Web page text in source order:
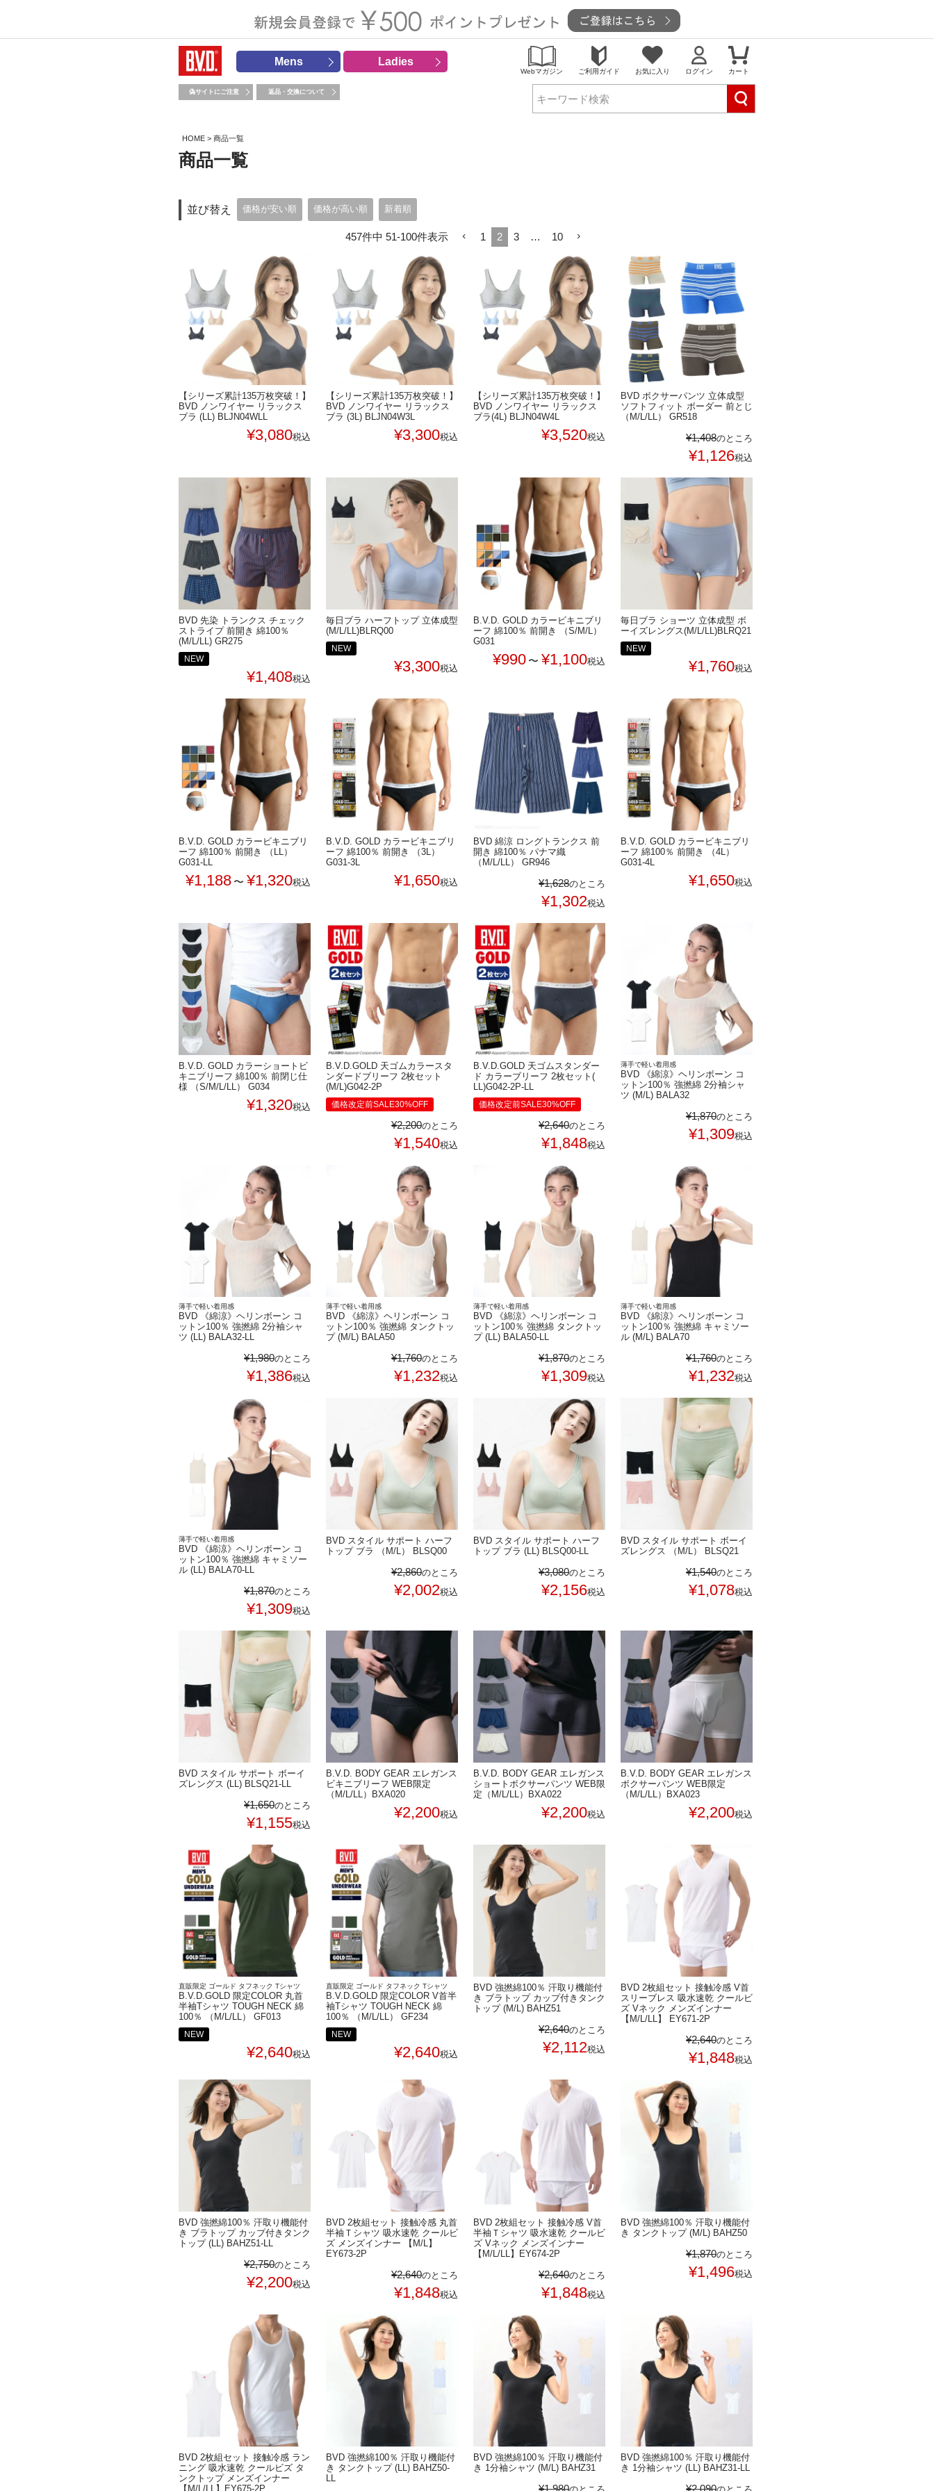
Mens Ladies
Webマガジン ご利用ガイド お気に入り ログイン カート
偽サイトにご注意 返品・交換について
HOME 商品一覧
商品一覧
並び替え 価格が安い順 価格が高い順 新着順
457件中 51-100件表示 1 2 3 … 10
【シリーズ累計135万枚突破！】
BVD ノンワイヤー リラックス
ブラ (LL) BLJN04WLL
¥3,080税込
【シリーズ累計135万枚突破！】
BVD ノンワイヤー リラックス
ブラ (3L) BLJN04W3L
¥3,300税込
【シリーズ累計135万枚突破！】
BVD ノンワイヤー リラックス
ブラ(4L) BLJN04W4L
¥3,520税込
BVD ボクサーパンツ 立体成型
ソフトフィット ボーダー 前とじ
（M/L/LL） GR518
¥1,408のところ
¥1,126税込
BVD 先染 トランクス チェック
ストライプ 前開き 綿100％
(M/L/LL) GR275
NEW
¥1,408税込
毎日ブラ ハーフトップ 立体成型
(M/L/LL)BLRQ00
NEW
¥3,300税込
B.V.D. GOLD カラービキニブリ
ーフ 綿100％ 前開き （S/M/L）
G031
¥990 〜 ¥1,100税込
毎日ブラ ショーツ 立体成型 ボ
ーイズレングス(M/L/LL)BLRQ21
NEW
¥1,760税込
B.V.D. GOLD カラービキニブリ
ーフ 綿100％ 前開き （LL）
G031-LL
¥1,188 〜 ¥1,320税込
B.V.D. GOLD カラービキニブリ
ーフ 綿100％ 前開き （3L）
G031-3L
¥1,650税込
BVD 綿涼 ロングトランクス 前
開き 綿100％ パナマ織
（M/L/LL） GR946
¥1,628のところ
¥1,302税込
B.V.D. GOLD カラービキニブリ
ーフ 綿100％ 前開き （4L）
G031-4L
¥1,650税込
B.V.D. GOLD カラーショートビ
キニブリーフ 綿100％ 前閉じ仕
様 （S/M/L/LL） G034
¥1,320税込
B.V.D.GOLD 天ゴムカラースタ
ンダードブリーフ 2枚セット
(M/L)G042-2P
価格改定前SALE30%OFF
¥2,200のところ
¥1,540税込
B.V.D.GOLD 天ゴムスタンダー
ド カラーブリーフ 2枚セット(
LL)G042-2P-LL
価格改定前SALE30%OFF
¥2,640のところ
¥1,848税込
薄手で軽い着用感
BVD 《綿涼》ヘリンボーン コ
ットン100％ 強撚綿 2分袖シャ
ツ (M/L) BALA32
¥1,870のところ
¥1,309税込
薄手で軽い着用感
BVD 《綿涼》ヘリンボーン コ
ットン100％ 強撚綿 2分袖シャ
ツ (LL) BALA32-LL
¥1,980のところ
¥1,386税込
薄手で軽い着用感
BVD 《綿涼》ヘリンボーン コ
ットン100％ 強撚綿 タンクトッ
プ (M/L) BALA50
¥1,760のところ
¥1,232税込
薄手で軽い着用感
BVD 《綿涼》ヘリンボーン コ
ットン100％ 強撚綿 タンクトッ
プ (LL) BALA50-LL
¥1,870のところ
¥1,309税込
薄手で軽い着用感
BVD 《綿涼》ヘリンボーン コ
ットン100％ 強撚綿 キャミソー
ル (M/L) BALA70
¥1,760のところ
¥1,232税込
薄手で軽い着用感
BVD 《綿涼》ヘリンボーン コ
ットン100％ 強撚綿 キャミソー
ル (LL) BALA70-LL
¥1,870のところ
¥1,309税込
BVD スタイル サポート ハーフ
トップ ブラ （M/L） BLSQ00
¥2,860のところ
¥2,002税込
BVD スタイル サポート ハーフ
トップ ブラ (LL) BLSQ00-LL
¥3,080のところ
¥2,156税込
BVD スタイル サポート ボーイ
ズレングス （M/L） BLSQ21
¥1,540のところ
¥1,078税込
BVD スタイル サポート ボーイ
ズレングス (LL) BLSQ21-LL
¥1,650のところ
¥1,155税込
B.V.D. BODY GEAR エレガンス
ビキニブリーフ WEB限定
（M/L/LL）BXA020
¥2,200税込
B.V.D. BODY GEAR エレガンス
ショートボクサーパンツ WEB限
定（M/L/LL）BXA022
¥2,200税込
B.V.D. BODY GEAR エレガンス
ボクサーパンツ WEB限定
（M/L/LL）BXA023
¥2,200税込
直販限定 ゴールド タフネック Tシャツ
B.V.D.GOLD 限定COLOR 丸首
半袖Tシャツ TOUGH NECK 綿
100％ （M/L/LL） GF013
NEW
¥2,640税込
直販限定 ゴールド タフネック Tシャツ
B.V.D.GOLD 限定COLOR V首半
袖Tシャツ TOUGH NECK 綿
100％ （M/L/LL） GF234
NEW
¥2,640税込
BVD 強撚綿100％ 汗取り機能付
き ブラトップ カップ付きタンク
トップ (M/L) BAHZ51
¥2,640のところ
¥2,112税込
BVD 2枚組セット 接触冷感 V首
スリーブレス 吸水速乾 クールビ
ズ Vネック メンズインナー
【M/L/LL】 EY671-2P
¥2,640のところ
¥1,848税込
BVD 強撚綿100％ 汗取り機能付
き ブラトップ カップ付きタンク
トップ (LL) BAHZ51-LL
¥2,750のところ
¥2,200税込
BVD 2枚組セット 接触冷感 丸首
半袖Ｔシャツ 吸水速乾 クールビ
ズ メンズインナー 【M/L】
EY673-2P
¥2,640のところ
¥1,848税込
BVD 2枚組セット 接触冷感 V首
半袖Ｔシャツ 吸水速乾 クールビ
ズ Vネック メンズインナー
【M/L/LL】EY674-2P
¥2,640のところ
¥1,848税込
BVD 強撚綿100％ 汗取り機能付
き タンクトップ (M/L) BAHZ50
¥1,870のところ
¥1,496税込
BVD 2枚組セット 接触冷感 ラン
ニング 吸水速乾 クールビズ タ
ンクトップ メンズインナー
【M/L/LL】EY675-2P
BVD 強撚綿100％ 汗取り機能付
き タンクトップ (LL) BAHZ50-
LL
BVD 強撚綿100％ 汗取り機能付
き 1分袖シャツ (M/L) BAHZ31
¥1,980
BVD 強撚綿100％ 汗取り機能付
き 1分袖シャツ (LL) BAHZ31-LL
¥2,090